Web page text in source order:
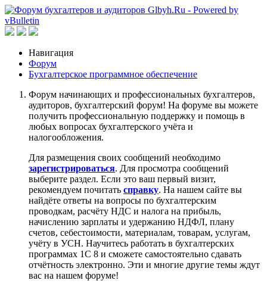
Навигация
Форум
Бухгалтерское программное обеспечение
Форум начинающих и профессиональных бухгалтеров,
аудиторов, бухгалтерский форум! На форуме вы можете
получить профессиональную поддержку и помощь в
любых вопросах бухгалтерского учёта и
налогообложения.
Для размещения своих сообщений необходимо
зарегистрироваться. Для просмотра сообщений
выберите раздел. Если это ваш первый визит,
рекомендуем почитать справку. На нашем сайте вы
найдёте ответы на вопросы по бухгалтерским
проводкам, расчёту НДС и налога на прибыль,
начислению зарплаты и удержанию НДФЛ, плану
счетов, себестоимости, материалам, товарам, услугам,
учёту в УСН. Научитесь работать в бухгалтерских
программах 1С 8 и сможете самостоятельно сдавать
отчётность электронно. Эти и многие другие темы ждут
вас на нашем форуме!